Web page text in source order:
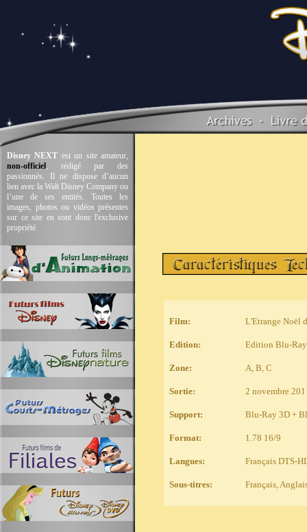
Disney NEXT est un site amateur,
non-officiel, rédigé par des
passionnés. Il ne dispose d’aucun
lien avec la Walt Disney Company ou
l’une de ses entités. Toutes les
images, photos ou vidéos présentes
sur ce site en sont donc l'exclusive
propriété.
Film:
Edition:
Zone:
Sortie:
Support:
Format:
Langues:
Sous-titres:
L'Etrange Noël
Edition Blu-
A, B, C
2 novembre
Blu-Ray 3D +
1.78 16/9
Français DTS-
Français,